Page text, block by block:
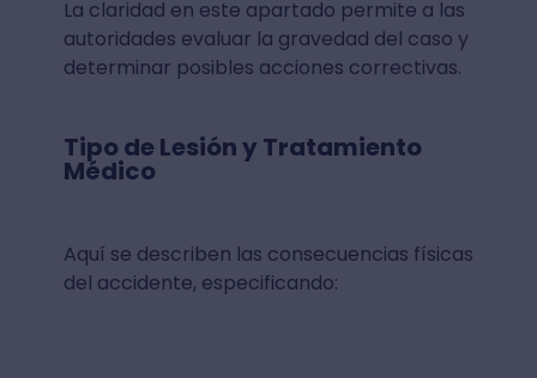
La claridad en este apartado permite a las
autoridades evaluar la gravedad del caso y
determinar posibles acciones correctivas.
Tipo de Lesión y Tratamiento
Médico
Aquí se describen las consecuencias físicas
del accidente, especificando: